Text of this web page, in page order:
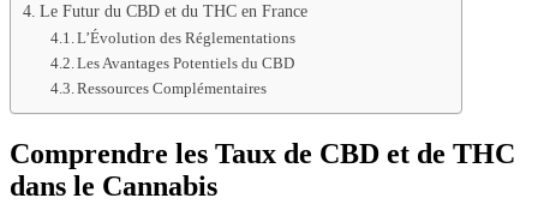
Le Futur du CBD et du THC en France
L’Évolution des Réglementations
Les Avantages Potentiels du CBD
Ressources Complémentaires
Comprendre les Taux de CBD et de THC
dans le Cannabis